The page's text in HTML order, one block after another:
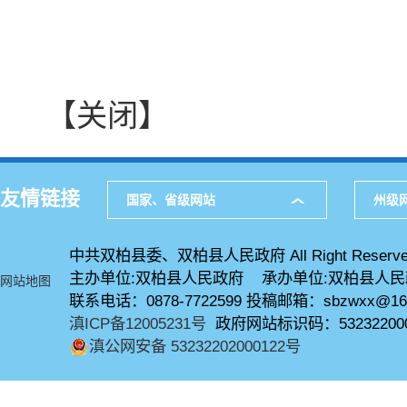
【关闭】
友情链接 国家、省级网站 州级
网站地图
中共双柏县委、双柏县人民政府 All Right
主办单位:双柏县人民政府 承办单位:双柏县人
联系电话：0878-7722599 投稿邮箱：
滇ICP备12005231号 政府网站标识码：
滇公网安备 53232202000122号